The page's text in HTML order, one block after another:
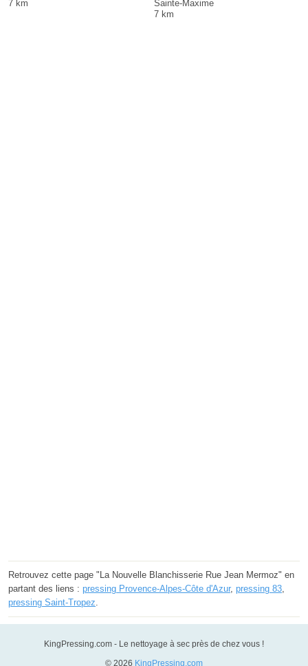
7 km
Sainte-Maxime
7 km
Retrouvez cette page "La Nouvelle Blanchisserie Rue Jean Mermoz" en
partant des liens : pressing Provence-Alpes-Côte d'Azur, pressing 83,
pressing Saint-Tropez.
KingPressing.com - Le nettoyage à sec près de chez vous !
© 2026 KingPressing.com